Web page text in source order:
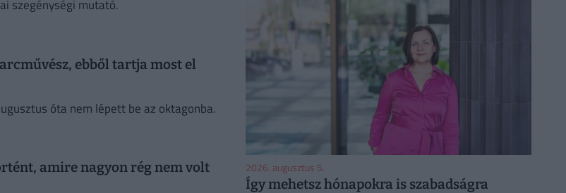
szegénységi mutató.
ebből tartja most el
óta nem lépett be az oktagonba.
amire nagyon rég nem volt
2026. augusztus 5.
Így mehetsz hónapokra is szabadságra